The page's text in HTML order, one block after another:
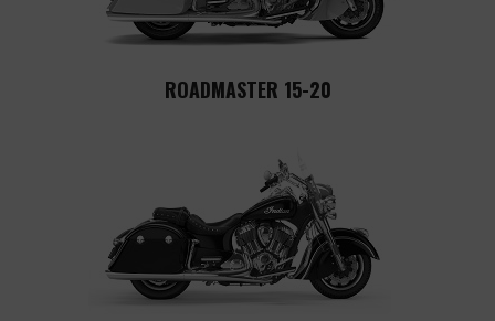
ROADMASTER 15-20